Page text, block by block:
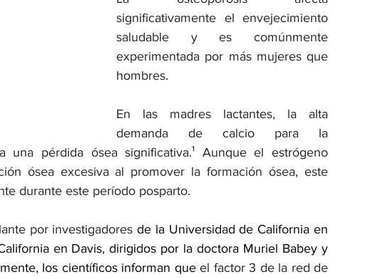
significativamente el envejecimiento
saludable y es comúnmente
experimentada por más mujeres que
hombres.
En las madres lactantes, la alta
demanda de calcio para la
una pérdida ósea significativa.¹ Aunque el estrógeno
ósea excesiva al promover la formación ósea, este
durante este período posparto.
por investigadores de la Universidad de California en
en Davis, dirigidos por la doctora Muriel Babey y
los científicos informan que el factor 3 de la red de